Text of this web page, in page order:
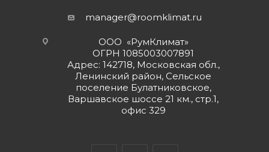
manager@roomklimat.ru
ООО «РумКлимат»
ОГРН 1085003007891
Адрес: 142718, Московская обл.,
Ленинский район, Сельское
поселение Булатниковское,
Варшавское шоссе 21 км., стр.1,
офис 329